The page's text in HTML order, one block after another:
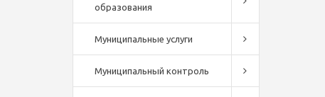
образования
Муниципальные услуги
Муниципальный контроль